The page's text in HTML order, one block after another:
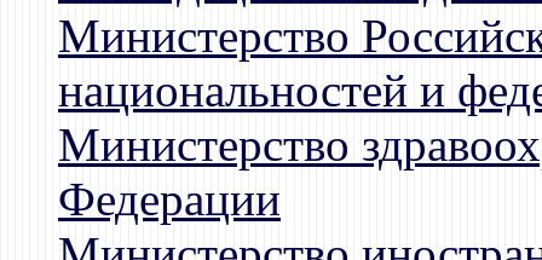
Министерство
национальностей и
Министерство
Федерации